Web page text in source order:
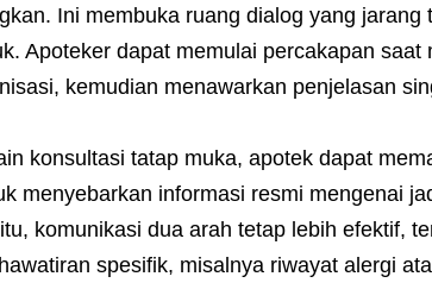
Ini membuka ruang dialog yang
Apoteker dapat memulai percakapan
kemudian menawarkan penjelasan
konsultasi tatap muka, apotek dapat
menyebarkan informasi resmi mengenai
komunikasi dua arah tetap lebih efektif,
spesifik, misalnya riwayat alergi